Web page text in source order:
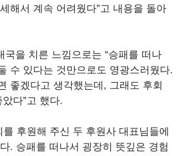
해서 계속 어려웠다”고 내용을 돌아
국을 치른 느낌으로는 “승패를 떠나
수 있다는 것만으로도 영광스러웠다.
좋겠다고 생각했는데, 그래도 후회
다”고 했다.
를 후원해 주신 두 후원사 대표님들에
. 승패를 떠나서 굉장히 뜻깊은 경험